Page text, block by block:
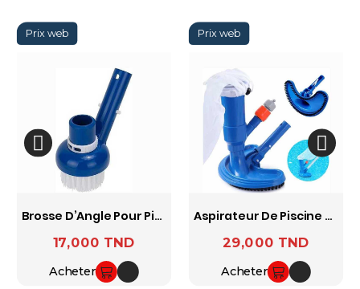
Brosse D’Angle Pour Piscine Avec Aspiration Et Anneau Réglable
Prix
17,000 TND
Acheter
Aspirateur De Piscine Avec Brosse Pour Piscines Hors-Sol
Prix
29,000 TND
Acheter